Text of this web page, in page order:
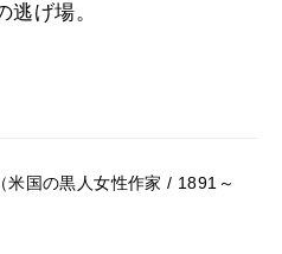
逃げ場。
米国の黒人女性作家 / 1891～